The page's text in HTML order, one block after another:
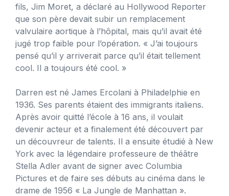
fils, Jim Moret, a déclaré au Hollywood Reporter
que son père devait subir un remplacement
valvulaire aortique à l’hôpital, mais qu’il avait été
jugé trop faible pour l’opération. « J’ai toujours
pensé qu’il y arriverait parce qu’il était tellement
cool. Il a toujours été cool. »
Darren est né James Ercolani à Philadelphie en
1936. Ses parents étaient des immigrants italiens.
Après avoir quitté l’école à 16 ans, il voulait
devenir acteur et a finalement été découvert par
un découvreur de talents. Il a ensuite étudié à New
York avec la légendaire professeure de théâtre
Stella Adler avant de signer avec Columbia
Pictures et de faire ses débuts au cinéma dans le
drame de 1956 « La Jungle de Manhattan ».